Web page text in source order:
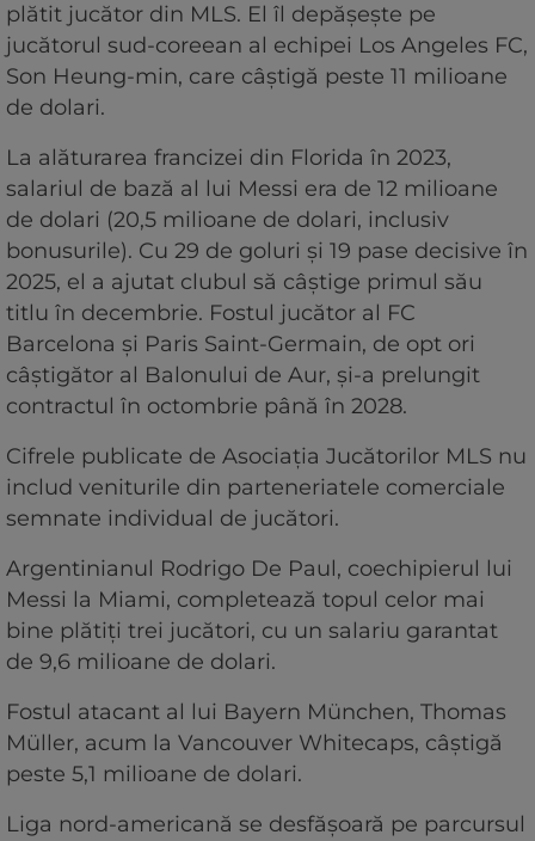
plătit jucător din MLS. El îl depăşeşte pe
jucătorul sud-coreean al echipei Los Angeles FC,
Son Heung-min, care câştigă peste 11 milioane
de dolari.
La alăturarea francizei din Florida în 2023,
salariul de bază al lui Messi era de 12 milioane
de dolari (20,5 milioane de dolari, inclusiv
bonusurile). Cu 29 de goluri şi 19 pase decisive în
2025, el a ajutat clubul să câştige primul său
titlu în decembrie. Fostul jucător al FC
Barcelona şi Paris Saint-Germain, de opt ori
câştigător al Balonului de Aur, şi-a prelungit
contractul în octombrie până în 2028.
Cifrele publicate de Asociaţia Jucătorilor MLS nu
includ veniturile din parteneriatele comerciale
semnate individual de jucători.
Argentinianul Rodrigo De Paul, coechipierul lui
Messi la Miami, completează topul celor mai
bine plătiţi trei jucători, cu un salariu garantat
de 9,6 milioane de dolari.
Fostul atacant al lui Bayern München, Thomas
Müller, acum la Vancouver Whitecaps, câştigă
peste 5,1 milioane de dolari.
Liga nord-americană se desfăşoară pe parcursul